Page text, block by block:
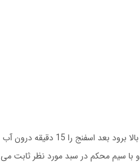
گل ها را درون آب گرم قرار می دهیم چون
سیم محکم در سبد مورد نظر ثابت